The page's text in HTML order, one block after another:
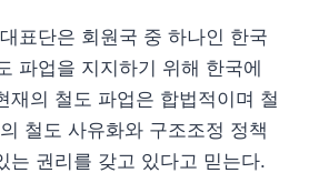
표단은 회원국 중 하나인 한국
파업을 지지하기 위해 한국에
재의 철도 파업은 합법적이며 철
철도 사유화와 구조조정 정책
는 권리를 갖고 있다고 믿는다.